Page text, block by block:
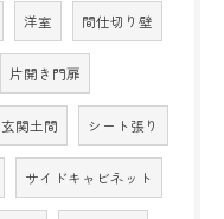
洋室 間仕切り壁
片開き門扉
玄関土間 シート張り
サイドキャビネット